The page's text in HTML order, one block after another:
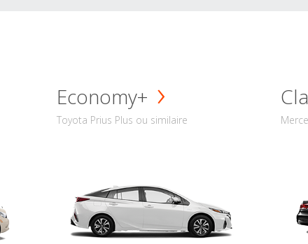
Economy+
Toyota Prius Plus ou similaire